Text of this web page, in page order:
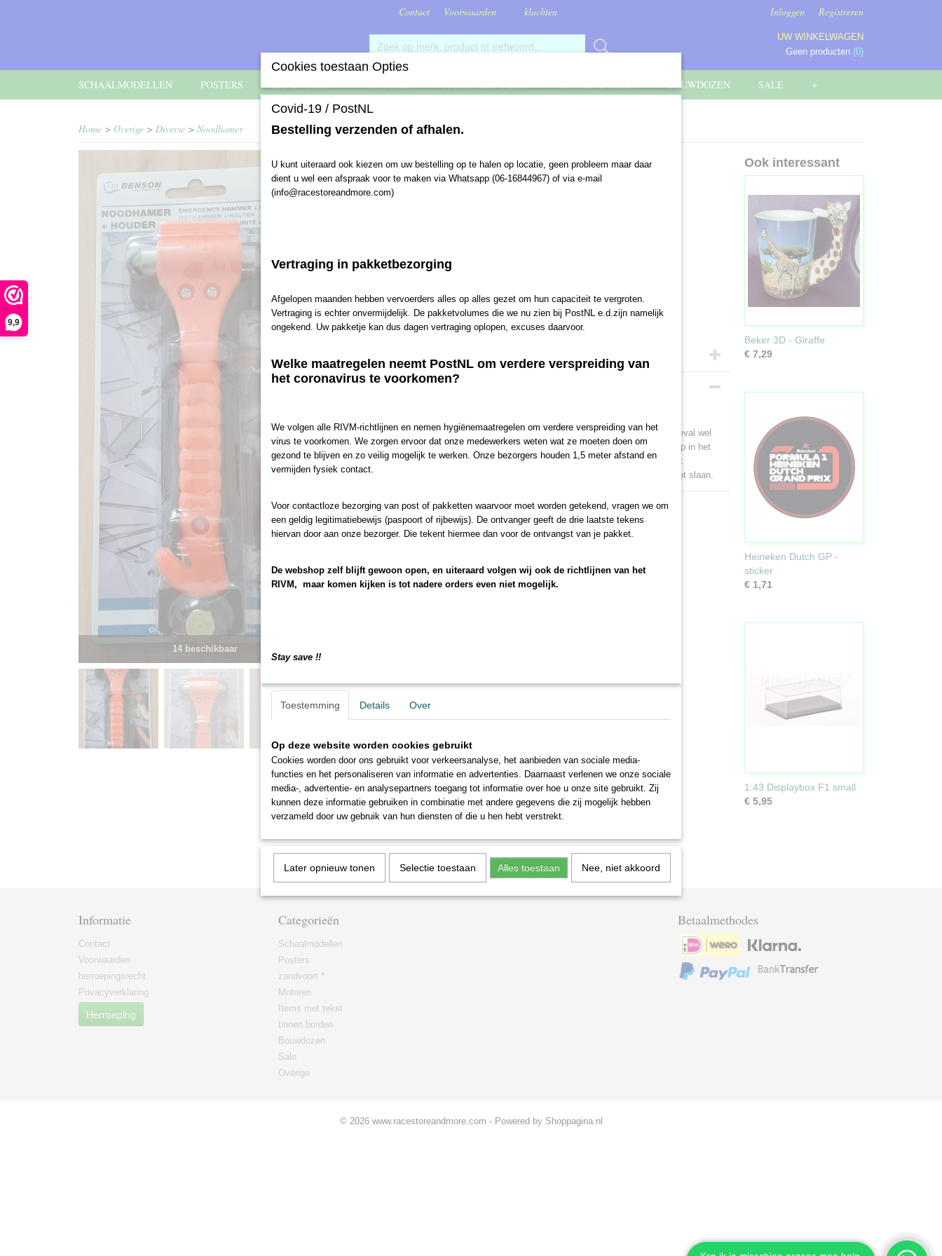
9,9
Contact Voorwaarden klachten Inloggen Registreren
UW WINKELWAGEN
Geen producten (0)
SCHAALMODELLEN POSTERS ZANDVOORT * MOTOREN ITEMS MET TEKST TINNEN BORDEN BOUWDOZEN SALE +
Home > Overige > Diverse > Noodhamer
14 beschikbaar
Noodhamer
€ 2,19
IN WINKELWAGEN
Productcode
Omschrijving
Er één in de auto hebben is niet verplicht in Nederland. ... Het maakt het in ieder geval wel
veel makkelijker om uit je auto te komen tijdens een noodsituatie. Kom je op de kop in het
water terecht, dan is het losmaken van je gordel nog niet zo eenvoudig. Dankzij het
ingebouwde snijmesje kunt u de gordel doorsnijden en met de hamer het raam kapot slaan.
Ook interessant
Beker 3D - Giraffe
€ 7,29
Heineken Dutch GP -
sticker
€ 1,71
1:43 Displaybox F1 small
€ 5,95
Informatie
Contact
Voorwaarden
herroepingsrecht
Privacyverklaring
Herroeping
Categorieën
Schaalmodellen
Posters
zandvoort *
Motoren
Items met tekst
tinnen borden
Bouwdozen
Sale
Overige
Betaalmethodes
© 2026 www.racestoreandmore.com - Powered by Shoppagina.nl
Cookies toestaan Opties
Covid-19 / PostNL
Bestelling verzenden of afhalen.
U kunt uiteraard ook kiezen om uw bestelling op te halen op locatie, geen probleem maar daar
dient u wel een afspraak voor te maken via Whatsapp (06-16844967) of via e-mail
(info@racestoreandmore.com)
Vertraging in pakketbezorging
Afgelopen maanden hebben vervoerders alles op alles gezet om hun capaciteit te vergroten.
Vertraging is echter onvermijdelijk. De pakketvolumes die we nu zien bij PostNL e.d.zijn namelijk
ongekend. Uw pakketje kan dus dagen vertraging oplopen, excuses daarvoor.
Welke maatregelen neemt PostNL om verdere verspreiding van
het coronavirus te voorkomen?
We volgen alle RIVM-richtlijnen en nemen hygiënemaatregelen om verdere verspreiding van het
virus te voorkomen. We zorgen ervoor dat onze medewerkers weten wat ze moeten doen om
gezond te blijven en zo veilig mogelijk te werken. Onze bezorgers houden 1,5 meter afstand en
vermijden fysiek contact.
Voor contactloze bezorging van post of pakketten waarvoor moet worden getekend, vragen we om
een geldig legitimatiebewijs (paspoort of rijbewijs). De ontvanger geeft de drie laatste tekens
hiervan door aan onze bezorger. Die tekent hiermee dan voor de ontvangst van je pakket.
De webshop zelf blijft gewoon open, en uiteraard volgen wij ook de richtlijnen van het
RIVM, maar komen kijken is tot nadere orders even niet mogelijk.
Stay save !!
Toestemming Details Over
Op deze website worden cookies gebruikt
Cookies worden door ons gebruikt voor verkeersanalyse, het aanbieden van sociale media-
functies en het personaliseren van informatie en advertenties. Daarnaast verlenen we onze sociale
media-, advertentie- en analysepartners toegang tot informatie over hoe u onze site gebruikt. Zij
kunnen deze informatie gebruiken in combinatie met andere gegevens die zij mogelijk hebben
verzameld door uw gebruik van hun diensten of die u hen hebt verstrekt.
Later opnieuw tonen Selectie toestaan Alles toestaan Nee, niet akkoord